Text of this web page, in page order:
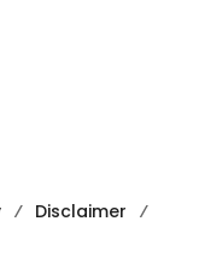
Disclaimer